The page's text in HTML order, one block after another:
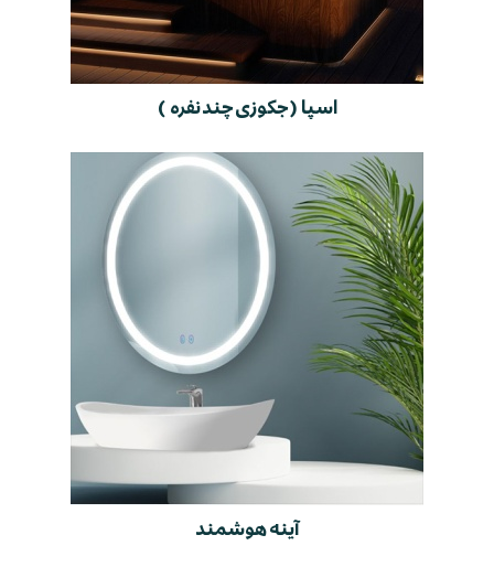
اسپا ( جکوزی چند نفره )
آینه هوشمند